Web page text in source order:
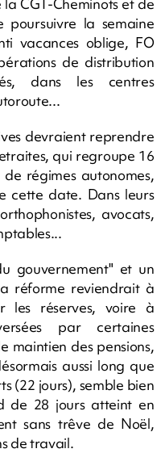
poursuivre la semaine
vacances oblige, FO
de distribution
dans les centres
devraient reprendre
qui regroupe 16
régimes autonomes,
date. Dans leurs
avocats,
gouvernement" et un
réforme reviendrait à
les réserves, voire à
par certaines
maintien des pensions,
aussi long que
(22 jours), semble bien
de 28 jours atteint en
sans trêve de Noël,
de travail.